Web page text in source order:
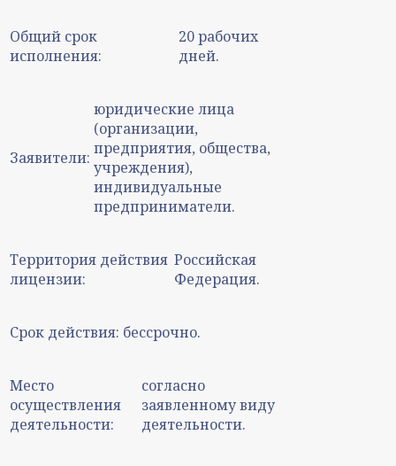
Общий срок
исполнения:
20 рабочих
дней.
Заявители:
юридические лица
(организации,
предприятия, общества,
учреждения),
индивидуальные
предприниматели.
Территория действия
лицензии:
Российская
Федерация.
Срок действия: бессрочно.
Место
осуществления
деятельности:
согласно
заявленному виду
деятельности.